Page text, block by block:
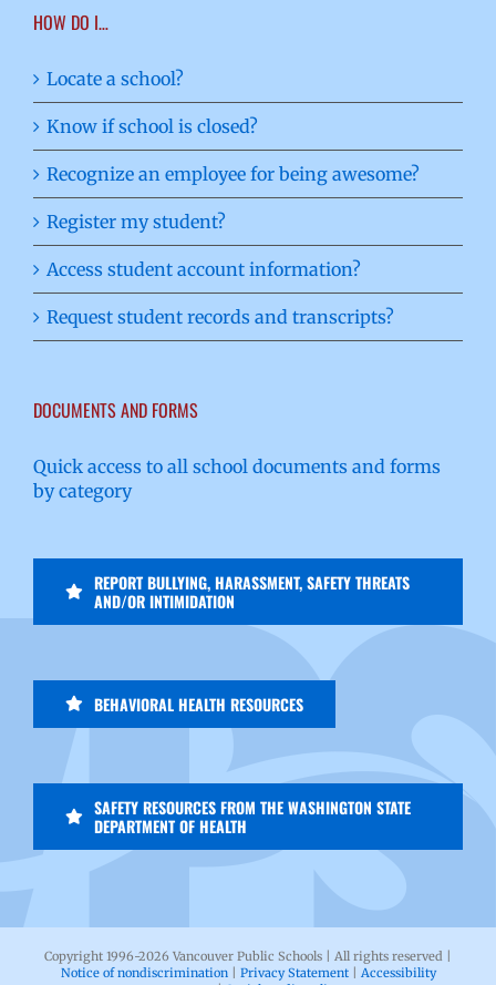
HOW DO I…
Locate a school?
Know if school is closed?
Recognize an employee for being awesome?
Register my student?
Access student account information?
Request student records and transcripts?
DOCUMENTS AND FORMS
Quick access to all school documents and forms
by category
REPORT BULLYING, HARASSMENT, SAFETY THREATS
AND/OR INTIMIDATION
BEHAVIORAL HEALTH RESOURCES
SAFETY RESOURCES FROM THE WASHINGTON STATE
DEPARTMENT OF HEALTH
Copyright 1996-2026 Vancouver Public Schools | All rights reserved |
Notice of nondiscrimination| Privacy Statement| Accessibility